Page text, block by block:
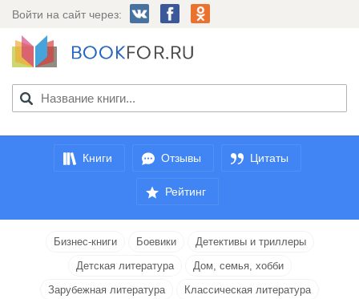
Войти на сайт через:
Книги Отзывы Цитаты
Рейтинг
Бизнес-книги Боевики
Детективы и триллеры
Детская литература
Дом, семья, хобби
Зарубежная литература
Классическая литература